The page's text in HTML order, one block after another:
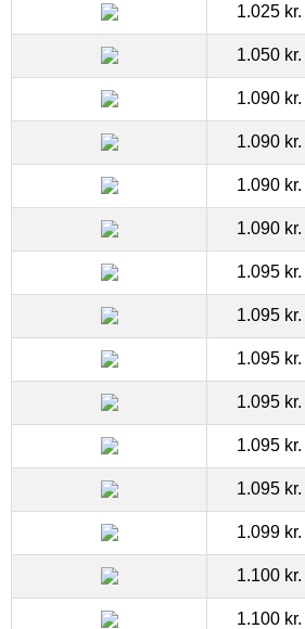
1.025 kr.
1.050 kr.
1.090 kr.
1.090 kr.
1.090 kr.
1.090 kr.
1.095 kr.
1.095 kr.
1.095 kr.
1.095 kr.
1.095 kr.
1.095 kr.
1.099 kr.
1.100 kr.
1.100 kr.